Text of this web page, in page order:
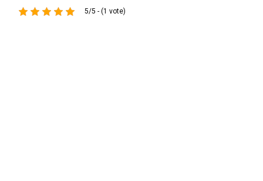
5/5 - (1 vote)